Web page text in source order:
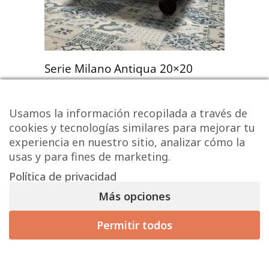
Serie Milano Antiqua 20×20
23,29€/ m2
Usamos la información recopilada a través de
cookies y tecnologías similares para mejorar tu
experiencia en nuestro sitio, analizar cómo la
usas y para fines de marketing.
Política de privacidad
Más opciones
Permitir todos